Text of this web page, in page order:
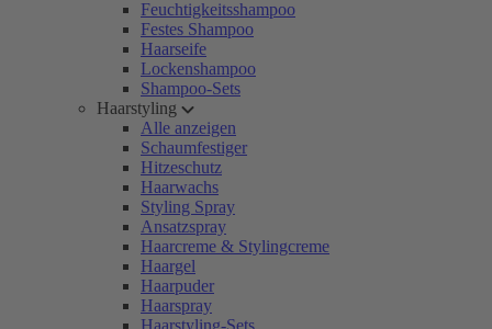
Feuchtigkeitsshampoo
Festes Shampoo
Haarseife
Lockenshampoo
Shampoo-Sets
Haarstyling
Alle anzeigen
Schaumfestiger
Hitzeschutz
Haarwachs
Styling Spray
Ansatzspray
Haarcreme & Stylingcreme
Haargel
Haarpuder
Haarspray
Haarstyling-Sets